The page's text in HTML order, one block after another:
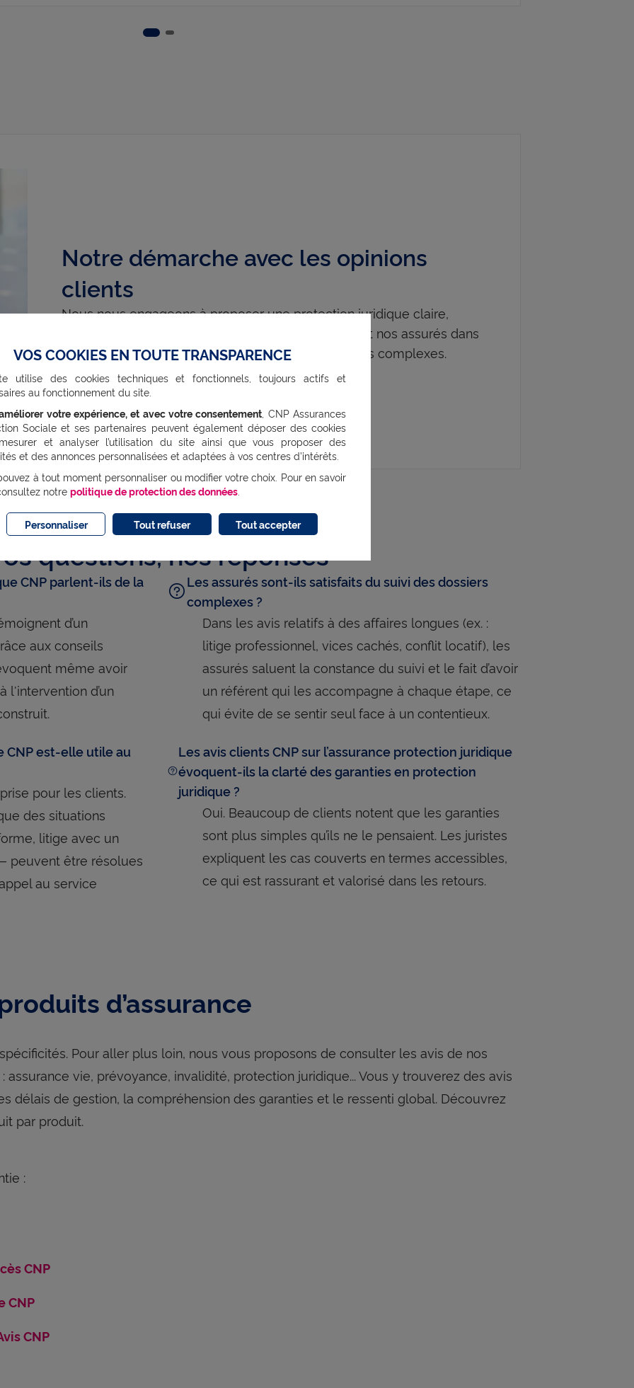
Slide 1
Notre démarche avec les opinions
clients
Nous nous engageons à proposer une protection juridique claire,
accessible et utile, pour accompagner efficacement nos assurés dans
les situations du quotidien comme dans les cas plus complexes.
questions, nos réponses
CNP parlent-ils de la
d’un
aux conseils
même avoir
l'intervention d’un
Les assurés sont-ils satisfaits du suivi des dossiers
complexes ?
Dans les avis relatifs à des affaires longues (ex. :
litige professionnel, vices cachés, conflit locatif), les
assurés saluent la constance du suivi et le fait d’avoir
un référent qui les accompagne à chaque étape, ce
qui évite de se sentir seul face à un contentieux.
CNP est-elle utile au
pour les clients.
des situations
litige avec un
peuvent être résolues
au service
Les avis clients CNP sur l’assurance protection juridique
évoquent-ils la clarté des garanties en protection
juridique ?
Oui. Beaucoup de clients notent que les garanties
sont plus simples qu’ils ne le pensaient. Les juristes
expliquent les cas couverts en termes accessibles,
ce qui est rassurant et valorisé dans les retours.
d’assurance
Pour aller plus loin, nous vous proposons de consulter les avis de nos
vie, prévoyance, invalidité, protection juridique... Vous y trouverez des avis
délais de gestion, la compréhension des garanties et le ressenti global. Découvrez
par produit.
:
CNP
CNP
CNP
VOS COOKIES EN TOUTE TRANSPARENCE
utilise des cookies techniques et fonctionnels, toujours actifs et
au fonctionnement du site.
votre expérience, et avec votre consentement , CNP Assurances
Sociale et ses partenaires peuvent également déposer des cookies
et analyser l’utilisation du site ainsi que vous proposer des
et des annonces personnalisées et adaptées à vos centres d’intérêts.
à tout moment personnaliser ou modifier votre choix. Pour en savoir
notre politique de protection des données
Personnaliser Tout refuser Tout accepter